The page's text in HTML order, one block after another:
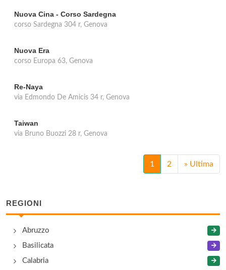
Nuova Cina - Corso Sardegna
corso Sardegna 304 r, Genova
Nuova Era
corso Europa 63, Genova
Re-Naya
via Edmondo De Amicis 34 r, Genova
Taiwan
via Bruno Buozzi 28 r, Genova
1 2 » Ultima
REGIONI
Abruzzo
Basilicata
Calabria